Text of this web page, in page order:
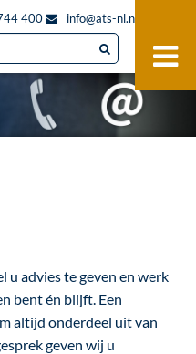
400 info@ats-nl.nl
u advies te geven en werk
bent én blijft. Een
altijd onderdeel uit van
geven wij u